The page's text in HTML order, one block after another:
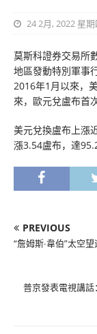
24 2月, 2022 星
莫斯科證券交易所
地區發動特別軍事
2016年1月以來，
來，歐元兌盧布首
美元兌換盧布上漲
漲3.54盧布，達
PREVIOUS
“詹姆斯∙韋伯”太空
普京發表電視講